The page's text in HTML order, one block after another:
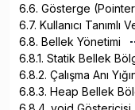
6.6. Gösterge
6.7. Kullanıcı Tanımlı
6.8. Bellek Yönetimi
6.8.1. Statik Bellek
6.8.2. Çalışma Anı
6.8.3. Heap Bellek